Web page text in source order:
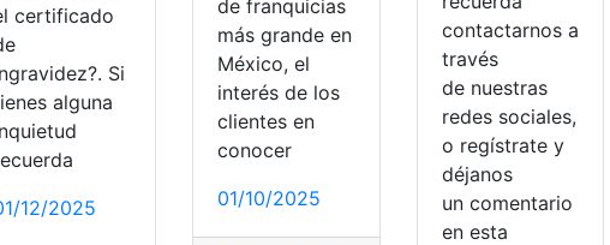
,Telcel,Teléfono
certificado
Si
alguna
12/2025
de franquicias
más grande en
México, el
interés de los
clientes en
conocer
01/10/2025
contactarnos a
través
de nuestras
redes sociales,
o regístrate y
déjanos
un comentario
en esta